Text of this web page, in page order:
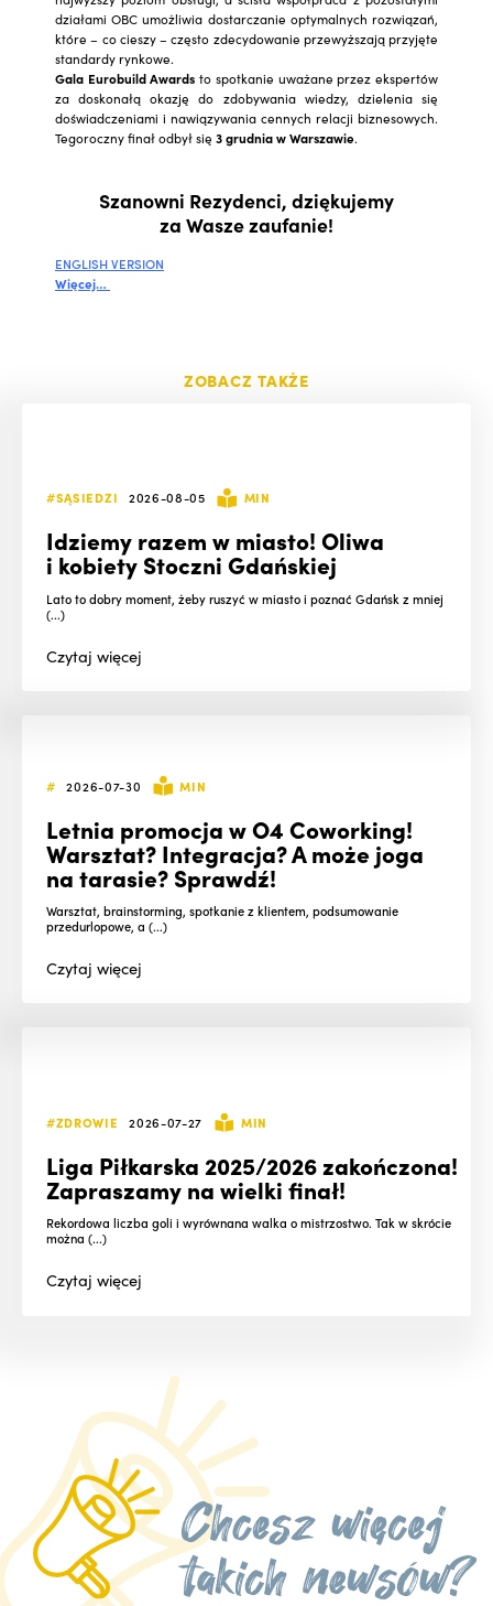
działami OBC umożliwia dostarczanie optymalnych rozwiązań,
które – co cieszy – często zdecydowanie przewyższają przyjęte
standardy rynkowe.
Gala Eurobuild Awards to spotkanie uważane przez ekspertów
za doskonałą okazję do zdobywania wiedzy, dzielenia się
doświadczeniami i nawiązywania cennych relacji biznesowych.
Tegoroczny finał odbył się 3 grudnia w Warszawie.
Szanowni Rezydenci, dziękujemy
za Wasze zaufanie!
ENGLISH VERSION
Więcej…
ZOBACZ TAKŻE
#SĄSIEDZI 2026-08-05 MIN
Idziemy razem w miasto! Oliwa
i kobiety Stoczni Gdańskiej
Lato to dobry moment, żeby ruszyć w miasto i poznać Gdańsk z mniej
(...)
Czytajwięcej
# 2026-07-30 MIN
Letnia promocja w O4 Coworking!
Warsztat? Integracja? A może joga
na tarasie? Sprawdź!
Warsztat, brainstorming, spotkanie z klientem, podsumowanie
przedurlopowe, a (...)
Czytajwięcej
#ZDROWIE 2026-07-27 MIN
Liga Piłkarska 2025/2026 zakończona!
Zapraszamy na wielki finał!
Rekordowa liczba goli i wyrównana walka o mistrzostwo. Tak w skrócie
można (...)
Czytajwięcej